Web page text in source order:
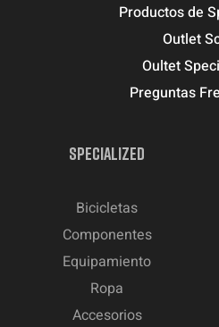
Productos de
Outlet
Oultet
Preguntas
SPECIALIZED
Bicicletas
Componentes
Equipamiento
Ropa
Accesorios